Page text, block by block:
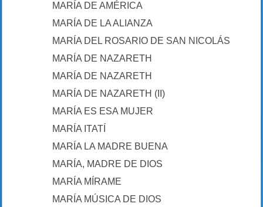
MARÍA DE AMÉRICA
MARÍA DE LA ALIANZA
MARÍA DEL ROSARIO DE SAN NICOLÁS
MARÍA DE NAZARETH
MARÍA DE NAZARETH
MARÍA DE NAZARETH (II)
MARÍA ES ESA MUJER
MARÍA ITATÍ
MARÍA LA MADRE BUENA
MARÍA, MADRE DE DIOS
MARÍA MÍRAME
MARÍA MÚSICA DE DIOS